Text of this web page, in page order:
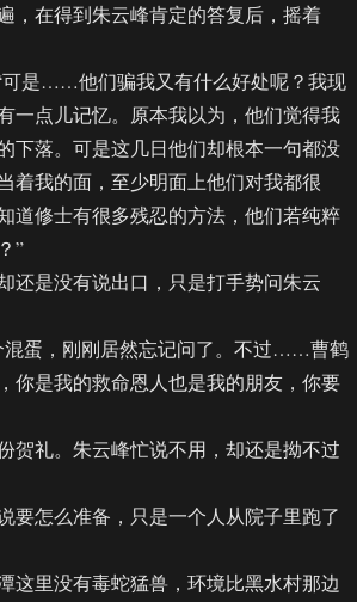
在得到朱云峰肯定的答复后，摇着
是……他们骗我又有什么好处呢？我现
一点儿记忆。原本我以为，他们觉得我
下落。可是这几日他们却根本一句都没
我的面，至少明面上他们对我都很
道修士有很多残忍的方法，他们若纯粹
”
是没有说出口，只是打手势问朱云
蛋，刚刚居然忘记问了。不过……曹鹤
你是我的救命恩人也是我的朋友，你要
礼。朱云峰忙说不用，却还是拗不过
怎么准备，只是一个人从院子里跑了
里没有毒蛇猛兽，环境比黑水村那边